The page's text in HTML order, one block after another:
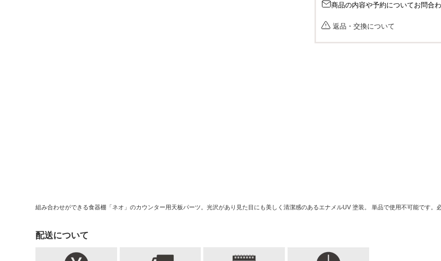
商品の内容や予約についてお問合
返品・交換について
組み合わせができる食器棚「ネオ」のカウンター用天板パーツ。光沢があり見た目にも美しく清潔感のあるエナメルUV 塗装。 単品で使用不可能です。
配送について